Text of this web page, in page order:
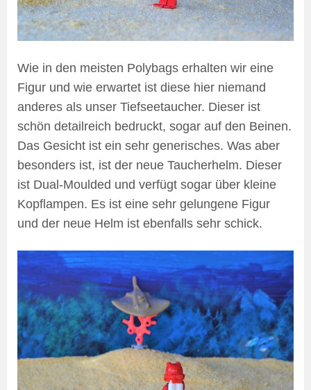
Wie in den meisten Polybags erhalten wir eine
Figur und wie erwartet ist diese hier niemand
anderes als unser Tiefseetaucher. Dieser ist
schön detailreich bedruckt, sogar auf den Beinen.
Das Gesicht ist ein sehr generisches. Was aber
besonders ist, ist der neue Taucherhelm. Dieser
ist Dual-Moulded und verfügt sogar über kleine
Kopflampen. Es ist eine sehr gelungene Figur
und der neue Helm ist ebenfalls sehr schick.